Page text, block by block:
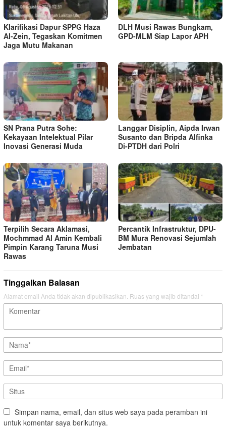
Klarifikasi Dapur SPPG Haza
Al-Zein, Tegaskan Komitmen
Jaga Mutu Makanan
DLH Musi Rawas Bungkam,
GPD-MLM Siap Lapor APH
SN Prana Putra Sohe:
Kekayaan Intelektual Pilar
Inovasi Generasi Muda
Langgar Disiplin, Aipda Irwan
Susanto dan Bripda Alfinka
Di-PTDH dari Polri
Terpilih Secara Aklamasi,
Mochmmad Al Amin Kembali
Pimpin Karang Taruna Musi
Rawas
Percantik Infrastruktur, DPU-
BM Mura Renovasi Sejumlah
Jembatan
Tinggalkan Balasan
Alamat email Anda tidak akan dipublikasikan. Ruas yang wajib ditandai *
Simpan nama, email, dan situs web saya pada peramban ini
untuk komentar saya berikutnya.